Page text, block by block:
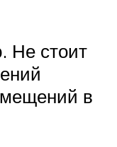
Не стоит
в